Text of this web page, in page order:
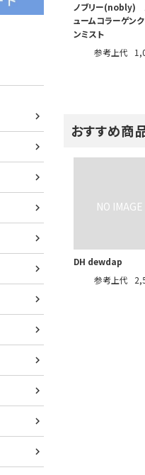
ノブリー(nobly)
ュームコラーゲン
ンミスト
参考上代
おすすめ商
DH dewdap
参考上代